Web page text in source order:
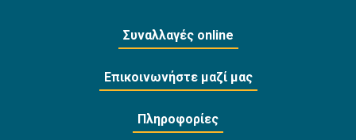
Συναλλαγές online
Επικοινωνήστε μαζί μας
Πληροφορίες